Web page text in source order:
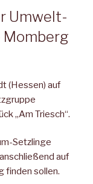
Umwelt-
(Hessen) auf
„Am Triesch“.
Setzlinge
auf
finden sollen.